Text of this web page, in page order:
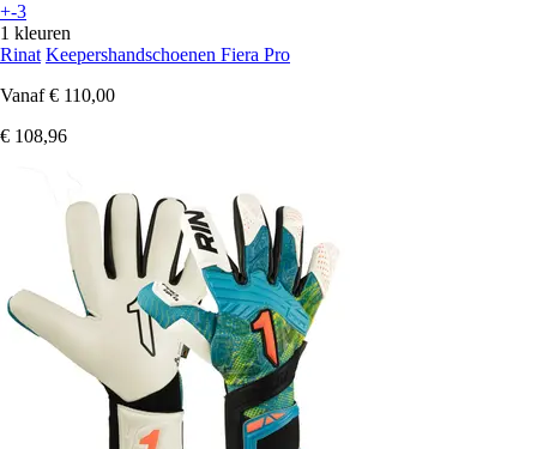
+-3
1 kleuren
Rinat Keepershandschoenen Fiera Pro
Vanaf € 110,00
€ 108,96